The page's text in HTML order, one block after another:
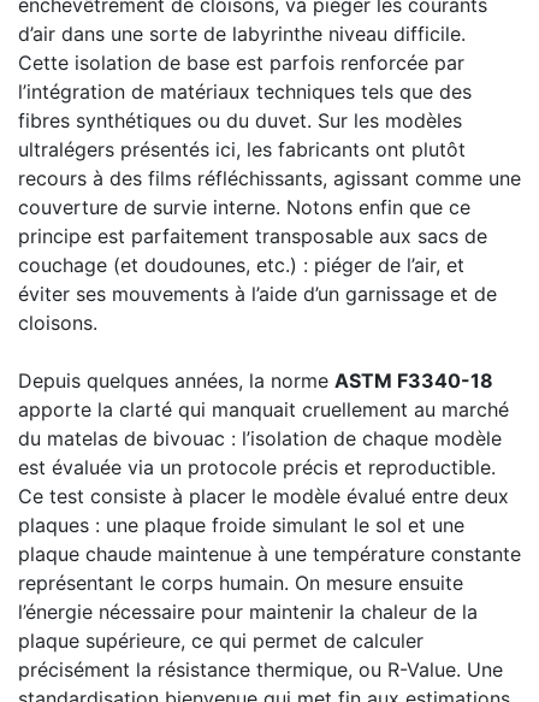
enchevêtrement de cloisons, va piéger les courants
d’air dans une sorte de labyrinthe niveau difficile.
Cette isolation de base est parfois renforcée par
l’intégration de matériaux techniques tels que des
fibres synthétiques ou du duvet. Sur les modèles
ultralégers présentés ici, les fabricants ont plutôt
recours à des films réfléchissants, agissant comme une
couverture de survie interne. Notons enfin que ce
principe est parfaitement transposable aux sacs de
couchage (et doudounes, etc.) : piéger de l’air, et
éviter ses mouvements à l’aide d’un garnissage et de
cloisons.
Depuis quelques années, la norme ASTM F3340-18
apporte la clarté qui manquait cruellement au marché
du matelas de bivouac : l’isolation de chaque modèle
est évaluée via un protocole précis et reproductible.
Ce test consiste à placer le modèle évalué entre deux
plaques : une plaque froide simulant le sol et une
plaque chaude maintenue à une température constante
représentant le corps humain. On mesure ensuite
l’énergie nécessaire pour maintenir la chaleur de la
plaque supérieure, ce qui permet de calculer
précisément la résistance thermique, ou R-Value. Une